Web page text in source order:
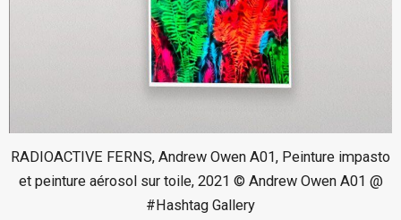
RADIOACTIVE FERNS, Andrew Owen A01, Peinture impasto
et peinture aérosol sur toile, 2021 © Andrew Owen A01 @
#Hashtag Gallery